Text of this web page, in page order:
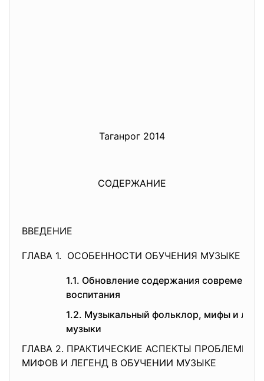
Таганрог 2014
СОДЕРЖАНИЕ
ВВЕДЕНИЕ
ГЛАВА 1. ОСОБЕННОСТИ ОБУЧЕНИЯ МУЗЫКЕ В
1.1. Обновление содержания
воспитания
1.2. Музыкальный фольклор, мифы и
музыки
ГЛАВА 2. ПРАКТИЧЕСКИЕ АСПЕКТЫ ПРОБЛЕМЫ
МИФОВ И ЛЕГЕНД В ОБУЧЕНИИ МУЗЫКЕ